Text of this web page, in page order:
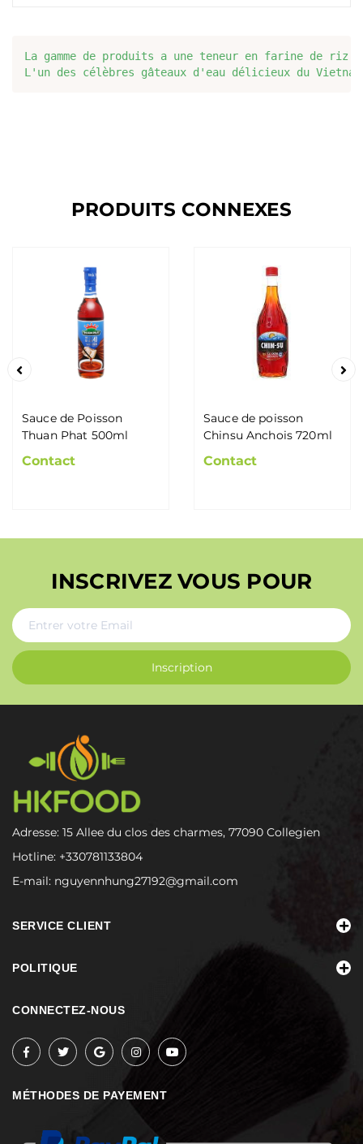
La gamme de produits a une teneur en farine de riz
L'un des célèbres gâteaux d'eau délicieux du Vietnam
PRODUITS CONNEXES
Sauce de Poisson
Thuan Phat 500ml
Contact
Sauce de poisson
Chinsu Anchois 720ml
Contact
INSCRIVEZ VOUS POUR
Inscription
Adresse: 15 Allee du clos des charmes, 77090 Collegien
Hotline: +330781133804
E-mail: nguyennhung27192@gmail.com
SERVICE CLIENT
POLITIQUE
CONNECTEZ-NOUS
MÉTHODES DE PAYEMENT